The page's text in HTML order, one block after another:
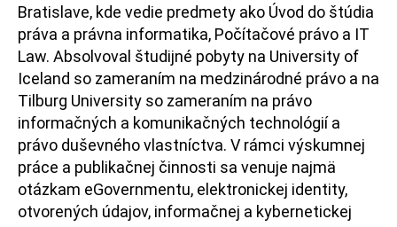
Bratislave, kde vedie predmety ako Úvod do štúdia
práva a právna informatika, Počítačové právo a IT
Law. Absolvoval študijné pobyty na University of
Iceland so zameraním na medzinárodné právo a na
Tilburg University so zameraním na právo
informačných a komunikačných technológií a
právo duševného vlastníctva. V rámci výskumnej
práce a publikačnej činnosti sa venuje najmä
otázkam eGovernmentu, elektronickej identity,
otvorených údajov, informačnej a kybernetickej